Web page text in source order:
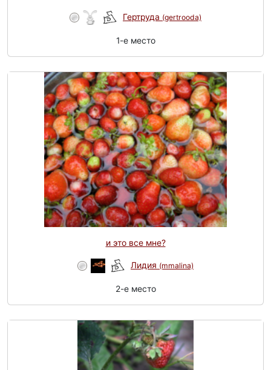
Гертруда (gertrooda)
1-e место
и это все мне?
Лидия (mmalina)
2-e место